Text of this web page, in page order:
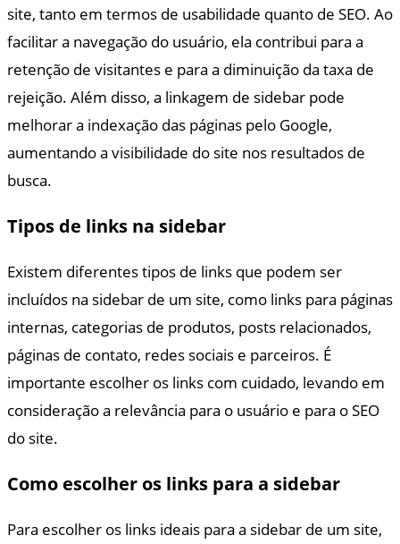
site, tanto em termos de usabilidade quanto de SEO. Ao
facilitar a navegação do usuário, ela contribui para a
retenção de visitantes e para a diminuição da taxa de
rejeição. Além disso, a linkagem de sidebar pode
melhorar a indexação das páginas pelo Google,
aumentando a visibilidade do site nos resultados de
busca.
Tipos de links na sidebar
Existem diferentes tipos de links que podem ser
incluídos na sidebar de um site, como links para páginas
internas, categorias de produtos, posts relacionados,
páginas de contato, redes sociais e parceiros. É
importante escolher os links com cuidado, levando em
consideração a relevância para o usuário e para o SEO
do site.
Como escolher os links para a sidebar
Para escolher os links ideais para a sidebar de um site,